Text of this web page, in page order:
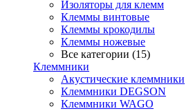
Изоляторы для клемм
Клеммы винтовые
Клеммы крокодилы
Клеммы ножевые
Все категории (15)
Клеммники
Акустические клеммники
Клеммники DEGSON
Клеммники WAGO